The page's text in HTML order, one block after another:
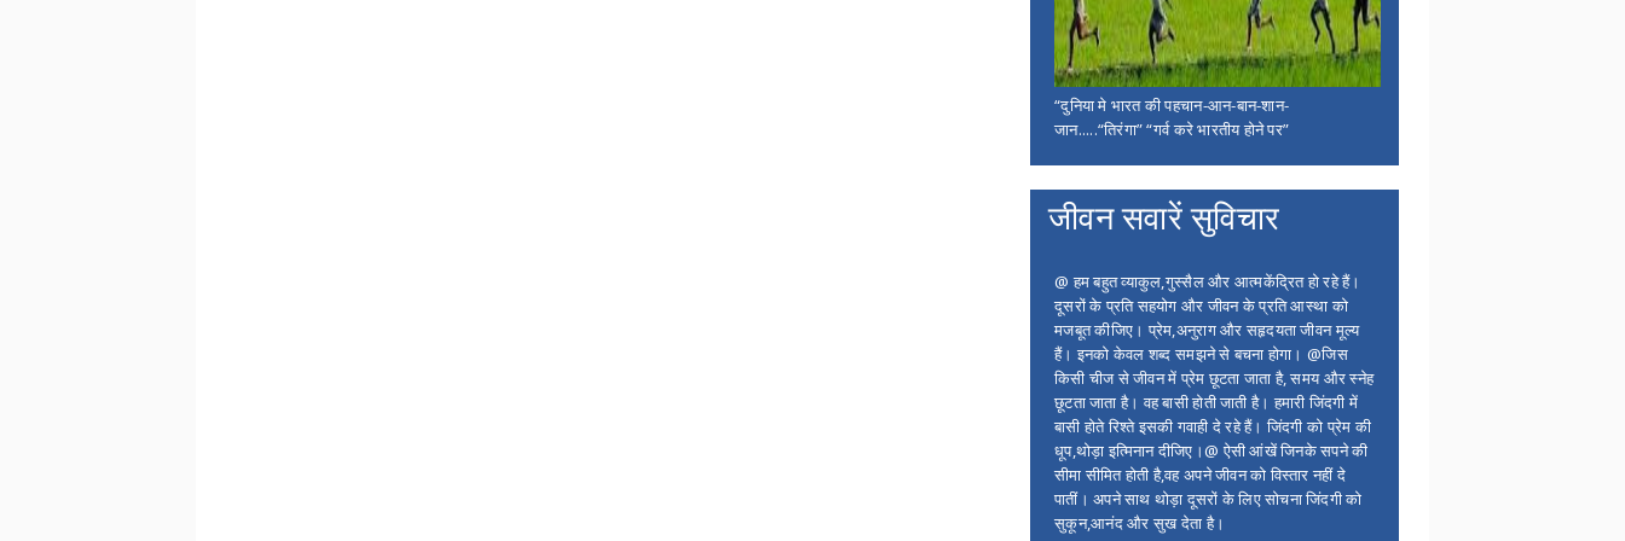
“दुनिया मे भारत की पहचान-आन-बान-शान-
जान.....“तिरंगा” “गर्व करे भारतीय होने पर”
जीवन सवारें सुविचार
@ हम बहुत व्याकुल,गुस्सैल और आत्मकेंद्रित हो रहे हैं।
दूसरों के प्रति सहयोग और जीवन के प्रति आस्था को
मजबूत कीजिए। प्रेम,अनुराग और सहृदयता जीवन मूल्य
हैं। इनको केवल शब्द समझने से बचना होगा। @जिस
किसी चीज से जीवन में प्रेम छूटता जाता है, समय और स्नेह
छूटता जाता है। वह बासी होती जाती है। हमारी जिंदगी में
बासी होते रिश्ते इसकी गवाही दे रहे हैं। जिंदगी को प्रेम की
धूप,थोड़ा इत्मिनान दीजिए।@ ऐसी आंखें जिनके सपने की
सीमा सीमित होती है,वह अपने जीवन को विस्तार नहीं दे
पातीं। अपने साथ थोड़ा दूसरों के लिए सोचना जिंदगी को
सुकून,आनंद और सुख देता है।